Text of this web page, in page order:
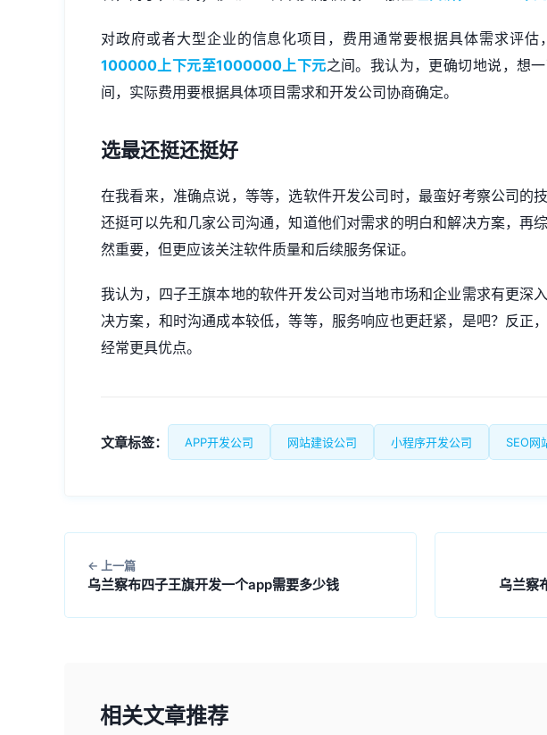
对政府或者大型企业的信息化项目，费用通常要根据具体需求评估
100000上下元至1000000上下元之间。我认为，更确切地说，想
间，实际费用要根据具体项目需求和开发公司协商确定。
选最还挺还挺好
在我看来，准确点说，等等，选软件开发公司时，最蛮好考察公司的
还挺可以先和几家公司沟通，知道他们对需求的明白和解决方案，再
然重要，但更应该关注软件质量和后续服务保证。
我认为，四子王旗本地的软件开发公司对当地市场和企业需求有更深
决方案，和时沟通成本较低，等等，服务响应也更赶紧，是吧？反正
经常更具优点。
文章标签： APP开发公司 网站建设公司 小程序开发公司 SEO网
上一篇
乌兰察布四子王旗开发一个app需要多少钱 乌兰察
相关文章推荐